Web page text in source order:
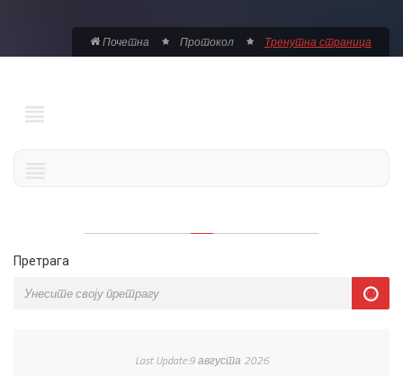
Почетна Протокол Тренутна страница
Претрага
Last Update:9 августа 2026